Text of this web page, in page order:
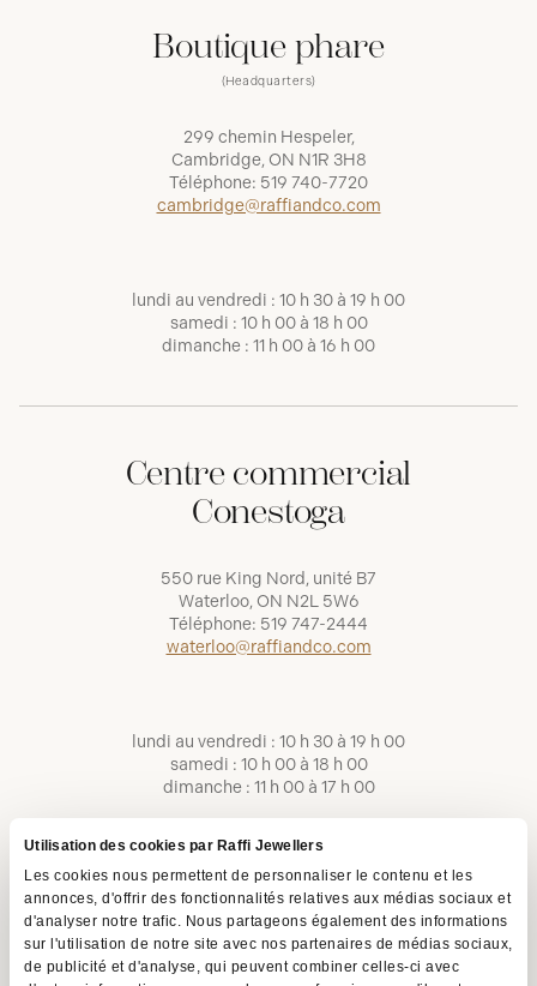
Utilisation des cookies par Raffi Jewellers
Les cookies nous permettent de personnaliser le contenu et les
annonces, d'offrir des fonctionnalités relatives aux médias sociaux et
d'analyser notre trafic. Nous partageons également des informations
sur l'utilisation de notre site avec nos partenaires de médias sociaux,
de publicité et d'analyse, qui peuvent combiner celles-ci avec
Boutique phare
(Headquarters)
299 chemin Hespeler,
Cambridge, ON N1R 3H8
Téléphone: 519 740-7720
cambridge@raffiandco.com
lundi au vendredi : 10 h 30 à 19 h 00
samedi : 10 h 00 à 18 h 00
dimanche : 11 h 00 à 16 h 00
Centre commercial
Conestoga
550 rue King Nord, unité B7
Waterloo, ON N2L 5W6
Téléphone: 519 747-2444
waterloo@raffiandco.com
lundi au vendredi : 10 h 30 à 19 h 00
samedi : 10 h 00 à 18 h 00
dimanche : 11 h 00 à 17 h 00